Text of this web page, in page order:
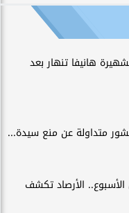
هانيفا تنهار بعد
متداولة عن منع سيدة...
الأرصاد تكشف